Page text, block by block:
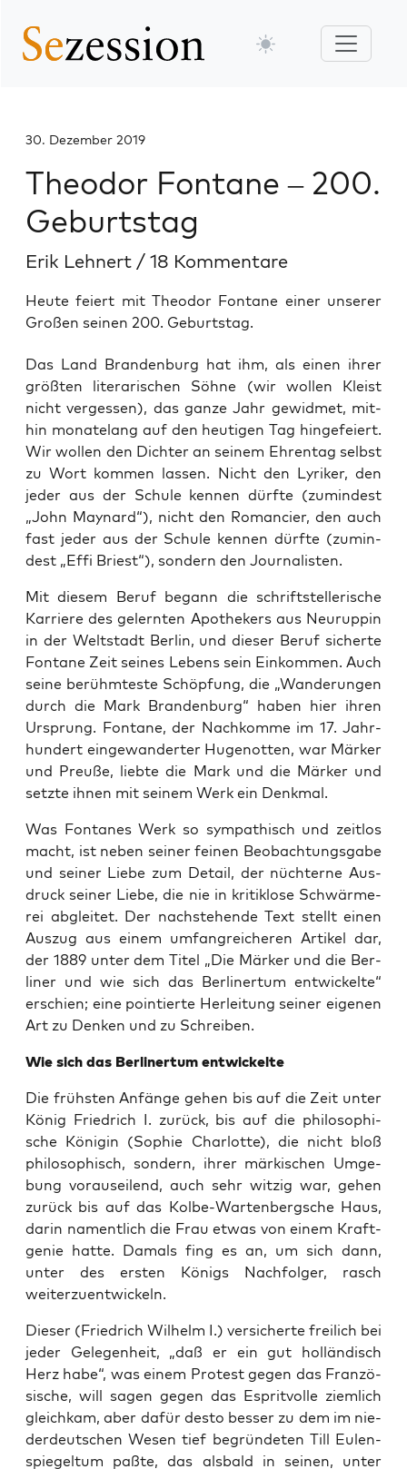
30. Dezember 2019
Theodor Fontane – 200.
Geburtstag
Erik Lehnert / 18 Kommentare
Heute feiert mit Theodor Fontane einer unserer
Großen seinen 200. Geburtstag.
Das Land Bran­den­burg hat ihm, als einen ihrer
größ­ten lite­ra­ri­schen Söh­ne (wir wol­len Kleist
nicht ver­ges­sen), das gan­ze Jahr gewid­met, mit­
hin mona­te­lang auf den heu­ti­gen Tag hin­ge­fei­ert.
Wir wol­len den Dich­ter an sei­nem Ehren­tag selbst
zu Wort kom­men las­sen. Nicht den Lyri­ker, den
jeder aus der Schu­le ken­nen dürf­te (zumin­dest
„John May­nard“), nicht den Roman­cier, den auch
fast jeder aus der Schu­le ken­nen dürf­te (zumin­
dest „Effi Briest“), son­dern den Journalisten.
Mit die­sem Beruf begann die schrift­stel­le­ri­sche
Kar­rie­re des gelern­ten Apo­the­kers aus Neu­rup­pin
in der Welt­stadt Ber­lin, und die­ser Beruf sicher­te
Fon­ta­ne Zeit sei­nes Lebens sein Ein­kom­men. Auch
sei­ne berühm­tes­te Schöp­fung, die „Wan­de­run­gen
durch die Mark Bran­den­burg“ haben hier ihren
Ursprung. Fon­ta­ne, der Nach­kom­me im 17. Jahr­
hun­dert ein­ge­wan­der­ter Huge­not­ten, war Mär­ker
und Preu­ße, lieb­te die Mark und die Mär­ker und
setz­te ihnen mit sei­nem Werk ein Denkmal.
Was Fon­ta­nes Werk so sym­pa­thisch und zeit­los
macht, ist neben sei­ner fei­nen Beob­ach­tungs­ga­be
und sei­ner Lie­be zum Detail, der nüch­ter­ne Aus­
druck sei­ner Lie­be, die nie in kri­tik­lo­se Schwär­me­
rei abglei­tet. Der nach­ste­hen­de Text stellt einen
Aus­zug aus einem umfang­rei­che­ren Arti­kel dar,
der 1889 unter dem Titel „Die Mär­ker und die Ber­
li­ner und wie sich das Ber­li­ner­tum ent­wi­ckel­te“
erschien; eine poin­tier­te Her­lei­tung sei­ner eige­nen
Art zu Den­ken und zu Schreiben.
Wie sich das Ber­li­ner­tum entwickelte
Die frühs­ten Anfän­ge gehen bis auf die Zeit unter
König Fried­rich I. zurück, bis auf die phi­lo­so­phi­
sche Köni­gin (Sophie Char­lot­te), die nicht bloß
phi­lo­so­phisch, son­dern, ihrer mär­ki­schen Umge­
bung vor­aus­ei­lend, auch sehr wit­zig war, gehen
zurück bis auf das Kol­be-War­ten­berg­sche Haus,
dar­in nament­lich die Frau etwas von einem Kraft­
ge­nie hat­te. Damals fing es an, um sich dann,
unter des ers­ten Königs Nach­fol­ger, rasch
weiterzuentwickeln.
Die­ser (Fried­rich Wil­helm I.) ver­si­cher­te frei­lich bei
jeder Gele­gen­heit, „daß er ein gut hol­län­disch
Herz habe“, was einem Pro­test gegen das Fran­zö­
si­sche, will sagen gegen das Esprit­vol­le ziem­lich
gleich­kam, aber dafür des­to bes­ser zu dem im nie­
der­deut­schen Wesen tief begrün­de­ten Till Eulen­
spie­gel­tum paß­te, das als­bald in sei­nen, unter